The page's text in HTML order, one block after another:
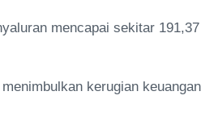
mencapai sekitar 191,37
kerugian keuangan